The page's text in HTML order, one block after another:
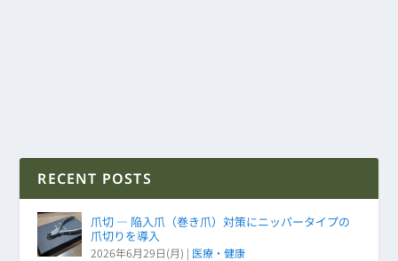
RECENT POSTS
爪切 ― 陥入爪（巻き爪）対策にニッパータイプの
爪切りを導入
2026年6月29日(月) | 医療・健康